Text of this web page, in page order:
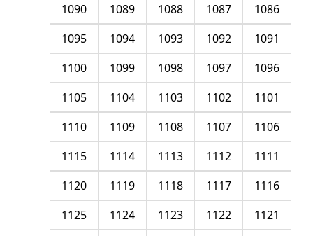
1086
1087
1088
1089
1090
1091
1092
1093
1094
1095
1096
1097
1098
1099
1100
1101
1102
1103
1104
1105
1106
1107
1108
1109
1110
1111
1112
1113
1114
1115
1116
1117
1118
1119
1120
1121
1122
1123
1124
1125